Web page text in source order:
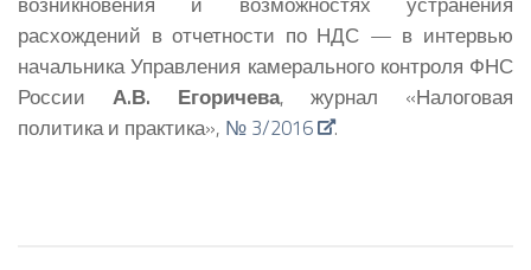
расхождений в отчетности по НДС — в интервью
начальника Управления камерального контроля ФНС
России А.В. Егоричева, журнал «Налоговая
политика и практика», № 3/2016 .